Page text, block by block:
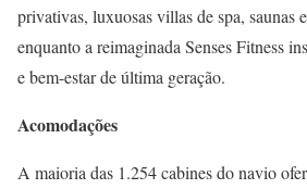
privativas, luxuosas villas de spa, saunas
enquanto a reimaginada Senses Fitness
e bem-estar de última geração.
Acomodações
A maioria das 1.254 cabines do navio